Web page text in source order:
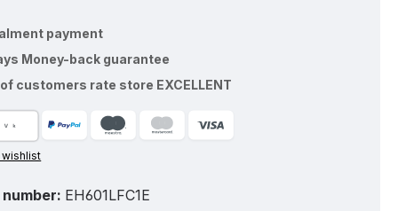
payment
Money-back guarantee
customers rate store EXCELLENT
EH601LFC1E